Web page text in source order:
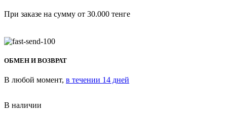
При заказе на сумму от 30.000 тенге
ОБМЕН И ВОЗВРАТ
В любой момент, в течении 14 дней
В наличии